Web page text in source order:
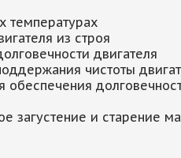
температурах
из строя
двигателя
чистоты
и старение